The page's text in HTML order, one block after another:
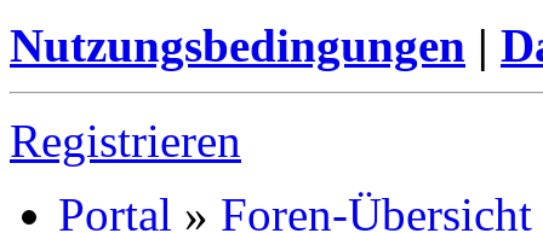
Nutzungsbedingungen |
Registrieren
Portal » Foren-Übersicht